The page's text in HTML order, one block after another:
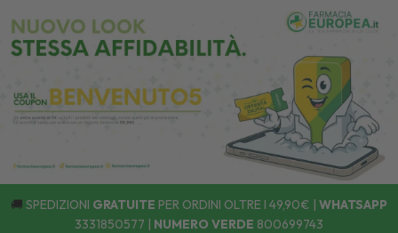
🚚 SPEDIZIONI GRATUITE PER ORDINI OLTRE I 49,90€ | WHATSAPP
3331850577 | NUMERO VERDE 800699743